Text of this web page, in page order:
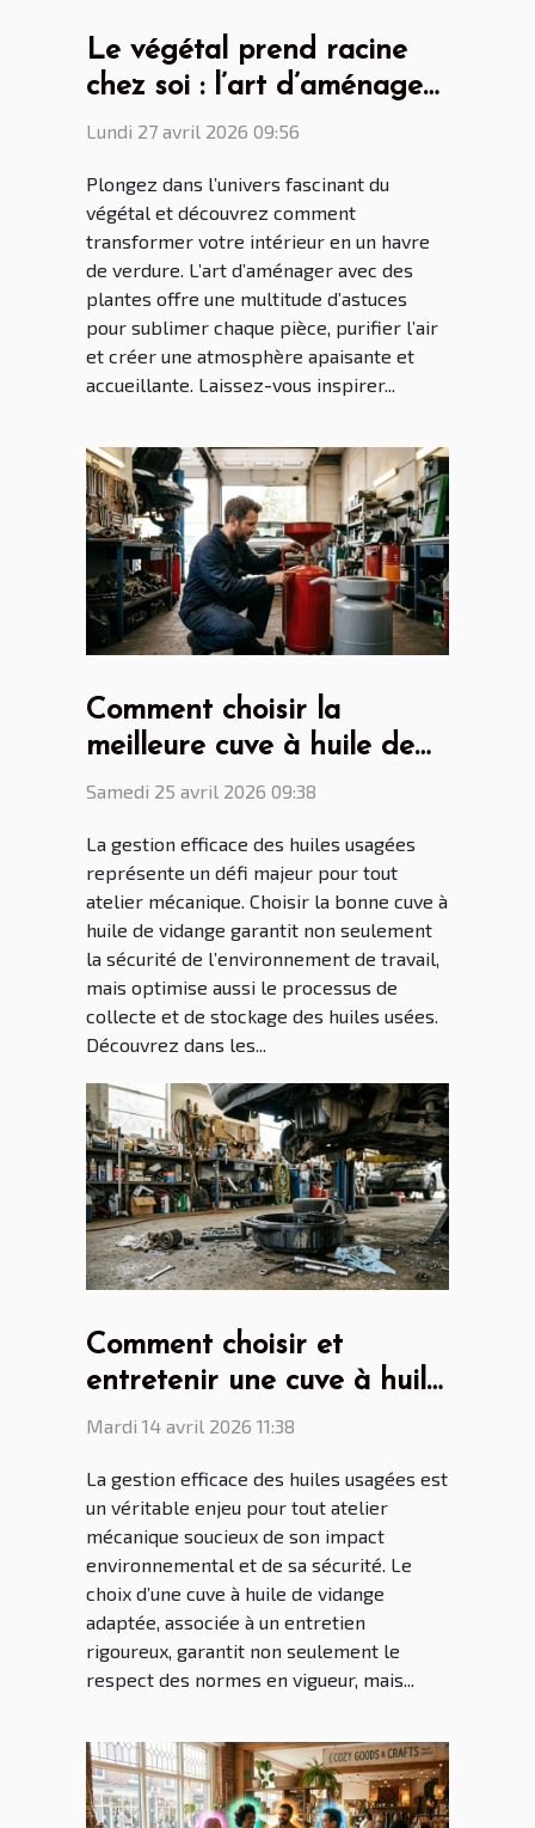
Le végétal prend racine
chez soi : l’art d’aménager
avec des plantes
Lundi 27 avril 2026 09:56
Plongez dans l’univers fascinant du
végétal et découvrez comment
transformer votre intérieur en un havre
de verdure. L’art d’aménager avec des
plantes offre une multitude d’astuces
pour sublimer chaque pièce, purifier l’air
et créer une atmosphère apaisante et
accueillante. Laissez-vous inspirer...
Comment choisir la
meilleure cuve à huile de
vidange pour votre atelier
Samedi 25 avril 2026 09:38
La gestion efficace des huiles usagées
représente un défi majeur pour tout
atelier mécanique. Choisir la bonne cuve à
huile de vidange garantit non seulement
la sécurité de l’environnement de travail,
mais optimise aussi le processus de
collecte et de stockage des huiles usées.
Découvrez dans les...
Comment choisir et
entretenir une cuve à huile
de vidange pour son
Mardi 14 avril 2026 11:38
La gestion efficace des huiles usagées est
un véritable enjeu pour tout atelier
mécanique soucieux de son impact
environnemental et de sa sécurité. Le
choix d’une cuve à huile de vidange
adaptée, associée à un entretien
rigoureux, garantit non seulement le
respect des normes en vigueur, mais...